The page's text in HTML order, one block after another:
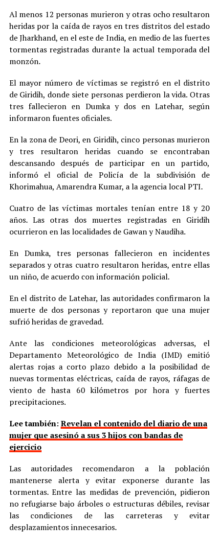
Al menos 12 personas murieron y otras ocho resultaron
heridas por la caída de rayos en tres distritos del estado
de Jharkhand, en el este de India, en medio de las fuertes
tormentas registradas durante la actual temporada del
monzón.
El mayor número de víctimas se registró en el distrito
de Giridih, donde siete personas perdieron la vida. Otras
tres fallecieron en Dumka y dos en Latehar, según
informaron fuentes oficiales.
En la zona de Deori, en Giridih, cinco personas murieron
y tres resultaron heridas cuando se encontraban
descansando después de participar en un partido,
informó el oficial de Policía de la subdivisión de
Khorimahua, Amarendra Kumar, a la agencia local PTI.
Cuatro de las víctimas mortales tenían entre 18 y 20
años. Las otras dos muertes registradas en Giridih
ocurrieron en las localidades de Gawan y Naudiha.
En Dumka, tres personas fallecieron en incidentes
separados y otras cuatro resultaron heridas, entre ellas
un niño, de acuerdo con información policial.
En el distrito de Latehar, las autoridades confirmaron la
muerte de dos personas y reportaron que una mujer
sufrió heridas de gravedad.
Ante las condiciones meteorológicas adversas, el
Departamento Meteorológico de India (IMD) emitió
alertas rojas a corto plazo debido a la posibilidad de
nuevas tormentas eléctricas, caída de rayos, ráfagas de
viento de hasta 60 kilómetros por hora y fuertes
precipitaciones.
Lee también:Revelan el contenido del diario de una
mujer que asesinó a sus 3 hijos con bandas de
ejercicio
Las autoridades recomendaron a la población
mantenerse alerta y evitar exponerse durante las
tormentas. Entre las medidas de prevención, pidieron
no refugiarse bajo árboles o estructuras débiles, revisar
las condiciones de las carreteras y evitar
desplazamientos innecesarios.